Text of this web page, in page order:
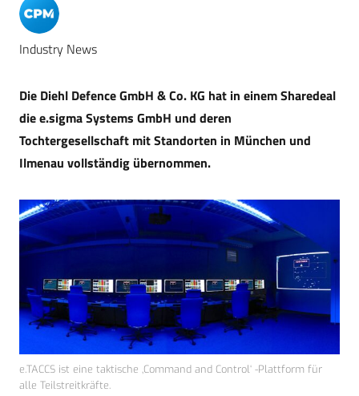
Industry News
Die Diehl Defence GmbH & Co. KG hat in einem Sharedeal
die e.sigma Systems GmbH und deren
Tochtergesellschaft mit Standorten in München und
Ilmenau vollständig übernommen.
e.TACCS ist eine taktische ‚Command and Control‘ -Plattform für
alle Teilstreitkräfte.